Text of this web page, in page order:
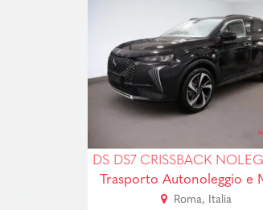
Trasporto Autonoleggio e
Ceccano, Italia